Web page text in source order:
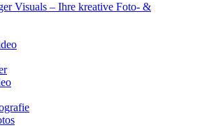
Visuals – Ihre kreative Foto- &